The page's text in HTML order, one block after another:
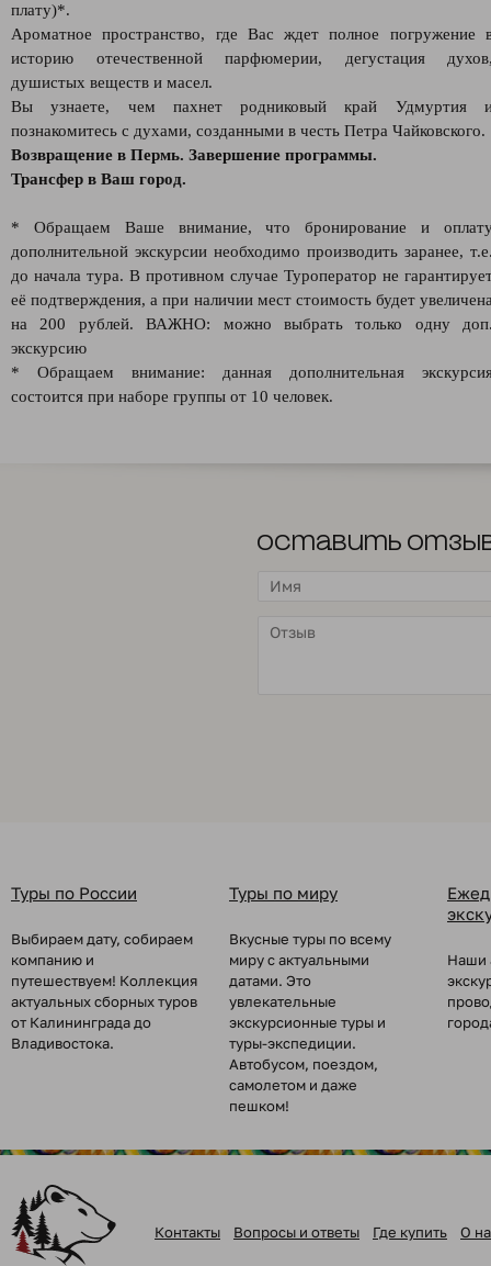
плату)*.
Ароматное пространство, где Вас ждет полное погружение
историю отечественной парфюмерии, дегустация
душистых веществ и масел.
Вы узнаете, чем пахнет родниковый край Удмуртия
познакомитесь с духами, созданными в честь Петра Чайковского.
Возвращение в Пермь. Завершение программы.
Трансфер в Ваш город.
* Обращаем Ваше внимание, что бронирование и
дополнительной экскурсии необходимо производить заранее,
до начала тура. В противном случае Туроператор не
её подтверждения, а при наличии мест стоимость будет
на 200 рублей. ВАЖНО: можно выбрать только одну
экскурсию
* Обращаем внимание: данная дополнительная
состоится при наборе группы от 10 человек.
Оставить
Туры по России
Выбираем дату, собираем
компанию и
путешествуем! Коллекция
актуальных сборных туров
от Калининграда до
Владивостока.
Туры по миру
Вкусные туры по всему
миру с актуальными
датами. Это
увлекательные
экскурсионные туры и
туры-экспедиции.
Автобусом, поездом,
самолетом и даже
пешком!
Наши
Контакты Вопросы и ответы Где купить О